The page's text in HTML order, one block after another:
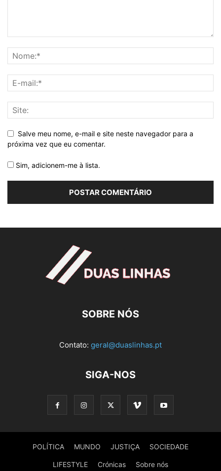
Salve meu nome, e-mail e site neste navegador para a
próxima vez que eu comentar.
Sim, adicionem-me à lista.
SOBRE NÓS
Contato: geral@duaslinhas.pt
SIGA-NOS
POLÍTICA MUNDO JUSTIÇA SOCIEDADE
LIFESTYLE Crónicas Sobre nós